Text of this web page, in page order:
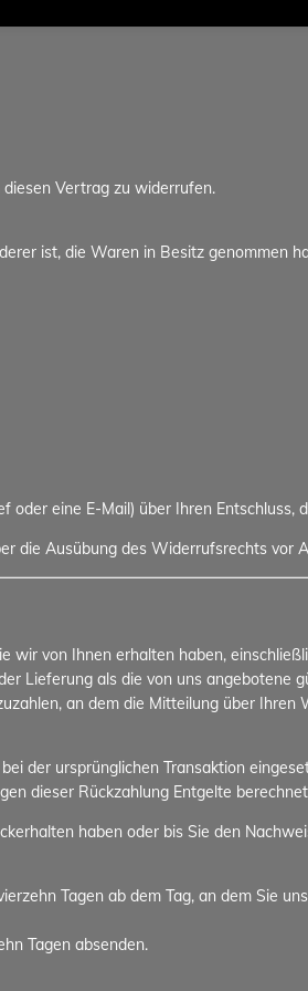
diesen Vertrag zu widerrufen.
ist, die Waren in Besitz genommen
eine E-Mail) über Ihren
die Ausübung des Widerrufsrechts vor
von Ihnen erhalten haben,
Lieferung als die von uns angebotene
an dem die Mitteilung über
der ursprünglichen Transaktion
dieser Rückzahlung Entgelte
haben oder bis Sie den
Tagen ab dem Tag, an dem Sie
Tagen absenden.